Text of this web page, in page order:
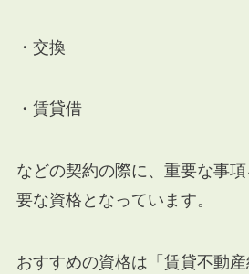
・交換
・賃貸借
などの契約の際に、重要な事
要な資格となっています。
おすすめの資格は「賃貸不動産